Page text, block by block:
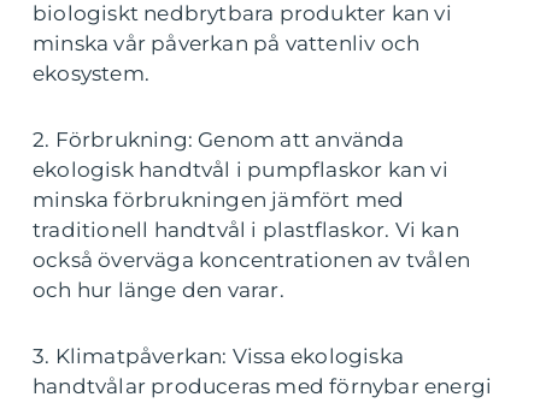
biologiskt nedbrytbara produkter kan vi
minska vår påverkan på vattenliv och
ekosystem.
2. Förbrukning: Genom att använda
ekologisk handtvål i pumpflaskor kan vi
minska förbrukningen jämfört med
traditionell handtvål i plastflaskor. Vi kan
också överväga koncentrationen av tvålen
och hur länge den varar.
3. Klimatpåverkan: Vissa ekologiska
handtvålar produceras med förnybar energi